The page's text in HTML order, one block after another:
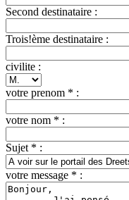
Second destinataire :
Trois!ème destinataire :
civilite :
votre prenom * :
votre nom * :
Sujet * :
votre message * :